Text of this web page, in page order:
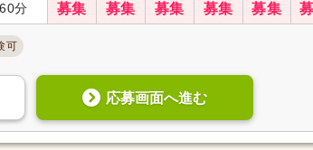
60分 募集 募集 募集 募集 募集
可
応募画面へ進む